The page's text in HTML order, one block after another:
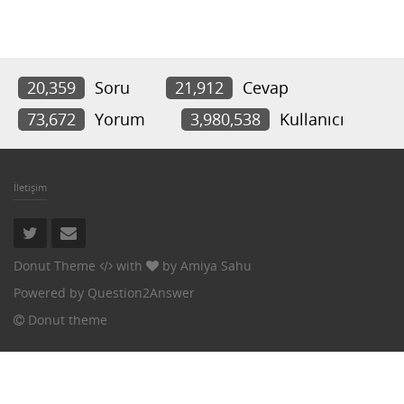
20,359 Soru 21,912
Cevap
73,672
Yorum 3,980,538 Kullanıcı
İletişim
Donut Theme with by Amiya Sahu
Powered by Question2Answer
Donut theme